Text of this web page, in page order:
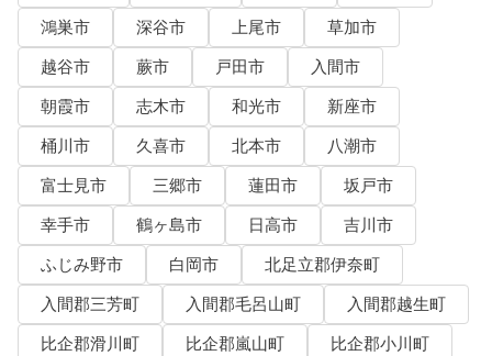
鴻巣市
深谷市 上尾市
草加市
越谷市
蕨市 戸田市
入間市
朝霞市
志木市 和光市
新座市
桶川市
久喜市 北本市
八潮市
富士見市
三郷市 蓮田市
坂戸市
幸手市
鶴ヶ島市 日高市
吉川市
ふじみ野市
白岡市
北足立郡伊奈町
入間郡三芳町
入間郡毛呂山町
入間郡越生町
比企郡滑川町
比企郡嵐山町
比企郡小川町